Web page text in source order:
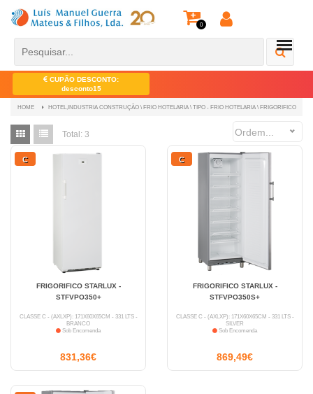
0
CUPÃO DESCONTO:
desconto15
HOME HOTEL,INDUSTRIA CONSTRUÇÃO \ FRIO HOTELARIA \ TIPO - FRIO HOTELARIA \ FRIGORIFICO
Total: 3 Ordem...
C
FRIGORIFICO STARLUX -
STFVPO350+
CLASSE C - (AXLXP): 171X60X65CM - 331 LTS -
BRANCO
Sob Encomenda
831,36€
C
FRIGORIFICO STARLUX -
STFVPO350S+
CLASSE C - (AXLXP): 171X60X65CM - 331 LTS -
SILVER
Sob Encomenda
869,49€